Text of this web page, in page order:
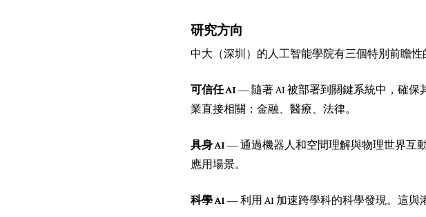
研究方向
中大（深圳）的人工智能學院有三個特別前瞻性
可信任 AI — 隨著 AI 被部署到關鍵系統中，確保
業直接相關：金融、醫療、法律。
具身 AI — 通過機器人和空間理解與物理世界互
應用場景。
科學 AI — 利用 AI 加速跨學科的科學發現。這與